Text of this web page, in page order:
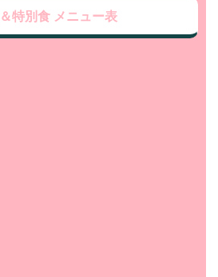
特別食 メニュー表